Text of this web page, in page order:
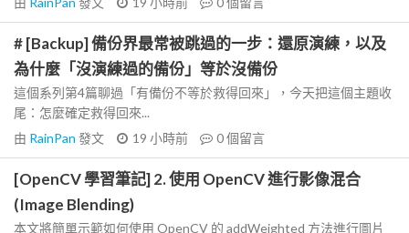
# [Backup] 備份界最常被跳過的一步：還原演練，以及
為什麼「沒演練過的備份」等於沒備份
這個系列第4篇聊過「有備份不等於救得回來」，今天把這個主題收
尾：怎麼確定救得回來...
由 RainPan 發文 19 小時前 0個留言
[OpenCV 學習筆記] 2. 使用 OpenCV 進行影像混合
(Image Blending)
本文將簡單示範如何使用 OpenCV 的 addWeighted 方法進行圖片